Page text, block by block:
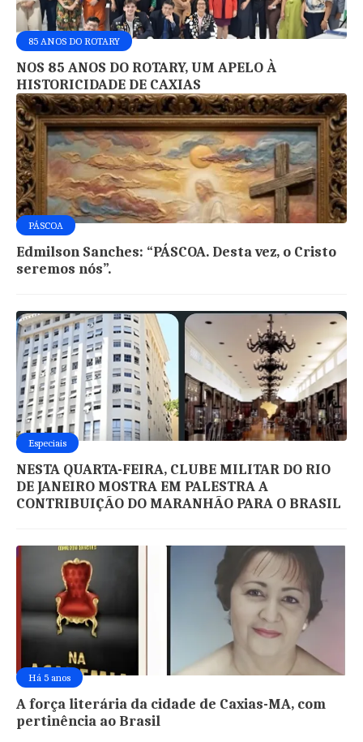
85 ANOS DO ROTARY
NOS 85 ANOS DO ROTARY, UM APELO À
HISTORICIDADE DE CAXIAS
PÁSCOA
Edmilson Sanches: “PÁSCOA. Desta vez, o Cristo
seremos nós”.
Especiais
NESTA QUARTA-FEIRA, CLUBE MILITAR DO RIO
DE JANEIRO MOSTRA EM PALESTRA A
CONTRIBUIÇÃO DO MARANHÃO PARA O BRASIL
Há 5 anos
A força literária da cidade de Caxias-MA, com
pertinência ao Brasil